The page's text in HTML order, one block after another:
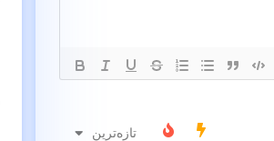
تازه‌ترین